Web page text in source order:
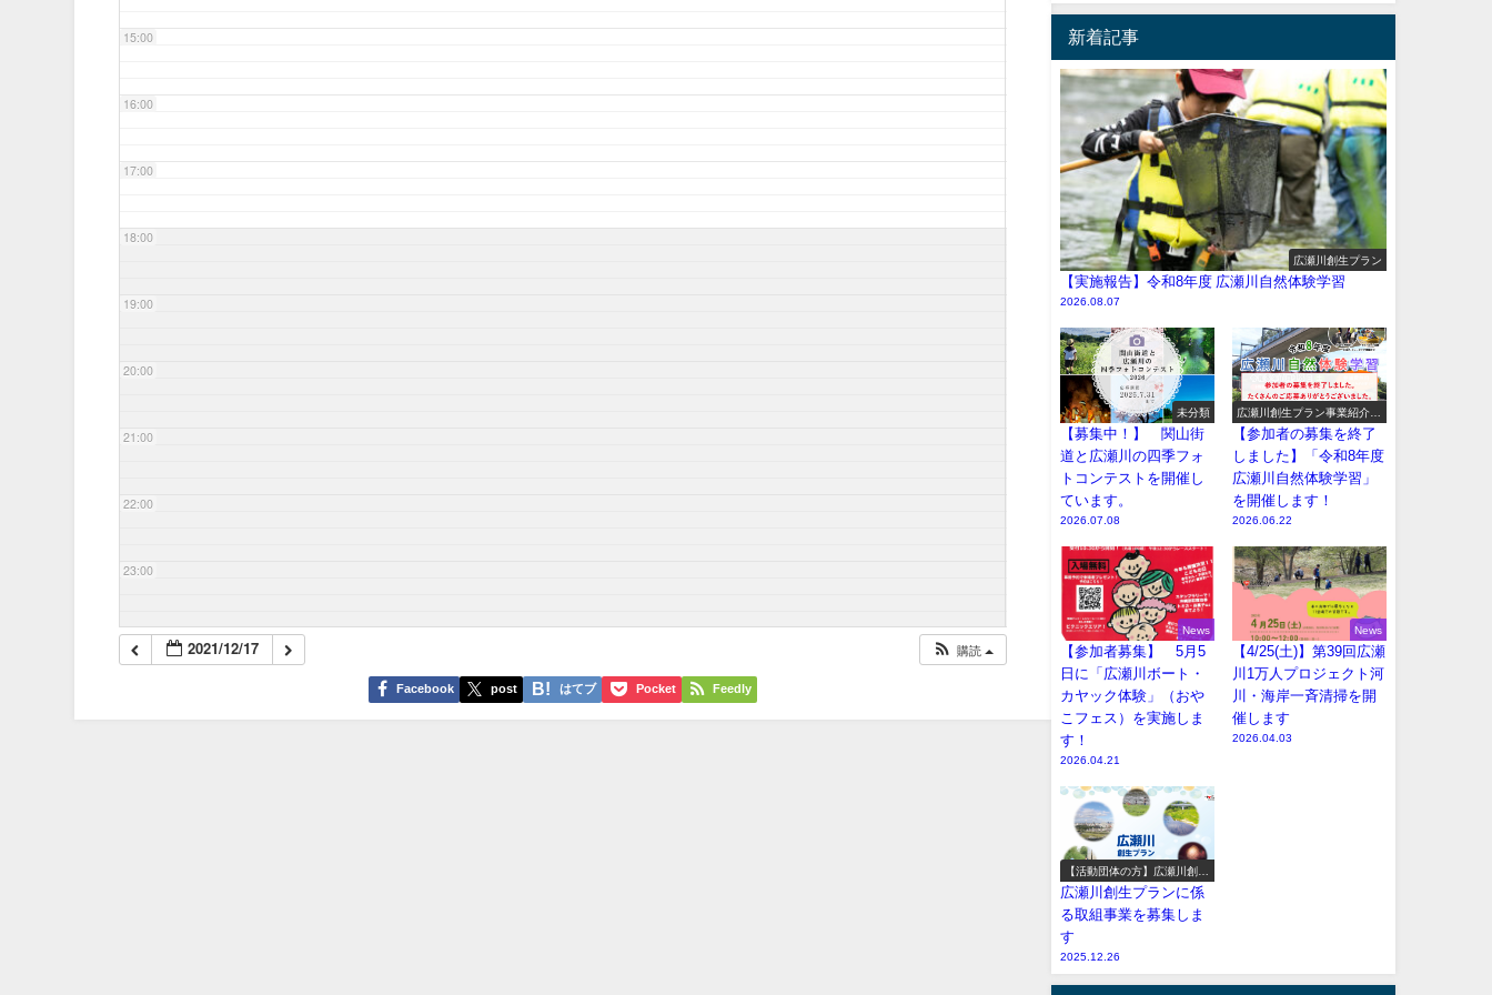
15:00
16:00
17:00
18:00
19:00
20:00
21:00
22:00
23:00
2021/12/17 購読
Facebook post はてブ Pocket Feedly
新着記事
広瀬川創生プラン
【実施報告】令和8年度 広瀬川自然体験学習
2026.08.07
未分類
【募集中！】 関山街
道と広瀬川の四季フォ
トコンテストを開催し
ています。
2026.07.08
広瀬川創生プラン事業紹介
（イベント系）
【参加者の募集を終了
しました】「令和8年度
広瀬川自然体験学習」
を開催します！
2026.06.22
News
【参加者募集】 5月5
日に「広瀬川ボート・
カヤック体験」（おや
こフェス）を実施しま
す！
2026.04.21
News
【4/25(土)】第39回広瀬
川1万人プロジェクト河
川・海岸一斉清掃を開
催します
2026.04.03
【活動団体の方】広瀬川創生
プラン参加事業の募集
広瀬川創生プランに係
る取組事業を募集しま
す
2025.12.26